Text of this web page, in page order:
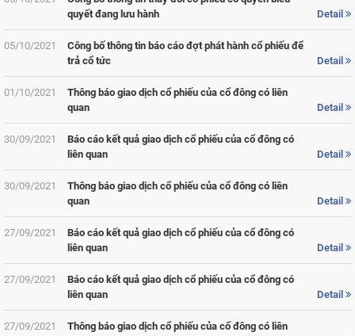
Year 2010
Year 2009
quyết đang lưu hành
Detail
05/10/2021
Công bố thông tin báo cáo đợt phát hành cổ phiếu để
trả cổ tức
Detail
01/10/2021
Thông báo giao dịch cổ phiếu của cổ đông có liên
quan
Detail
30/09/2021
Báo cáo kết quả giao dịch cổ phiếu của cổ đông có
liên quan
Detail
30/09/2021
Thông báo giao dịch cổ phiếu của cổ đông có liên
quan
Detail
27/09/2021
Báo cáo kết quả giao dịch cổ phiếu của cổ đông có
liên quan
Detail
27/09/2021
Báo cáo kết quả giao dịch cổ phiếu của cổ đông có
liên quan
Detail
27/09/2021
Thông báo giao dịch cổ phiếu của cổ đông có liên